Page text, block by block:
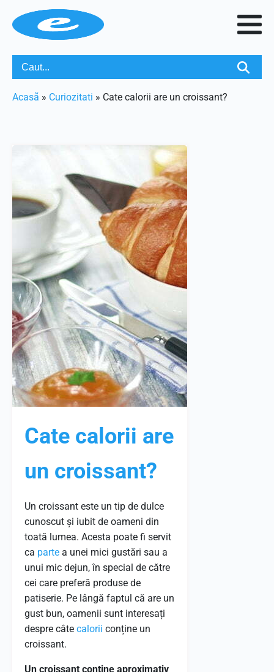
Acasã » Curiozitati » Cate calorii are un croissant?
Cate calorii are
un croissant?
Un croissant este un tip de dulce
cunoscut și iubit de oameni din
toată lumea. Acesta poate fi servit
ca parte a unei mici gustări sau a
unui mic dejun, în special de către
cei care preferă produse de
patiserie. Pe lângă faptul că are un
gust bun, oamenii sunt interesați
despre câte calorii conține un
croissant.
Un croissant conține aproximativ